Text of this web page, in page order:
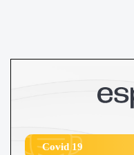
Covid 19